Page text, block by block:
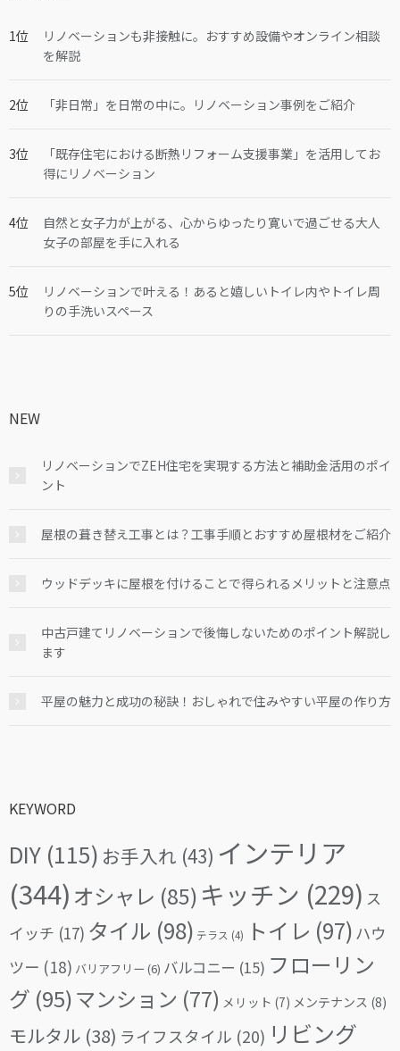
リノベーションも非接触に。おすすめ設備やオンライン相談
を解説
「非日常」を日常の中に。リノベーション事例をご紹介
「既存住宅における断熱リフォーム支援事業」を活用してお
得にリノベーション
自然と女子力が上がる、心からゆったり寛いで過ごせる大人
女子の部屋を手に入れる
リノベーションで叶える！あると嬉しいトイレ内やトイレ周
りの手洗いスペース
NEW
リノベーションでZEH住宅を実現する方法と補助金活用のポイ
ント
屋根の葺き替え工事とは？工事手順とおすすめ屋根材をご紹介
ウッドデッキに屋根を付けることで得られるメリットと注意点
中古戸建てリノベーションで後悔しないためのポイント解説し
ます
平屋の魅力と成功の秘訣！おしゃれで住みやすい平屋の作り方
KEYWORD
DIY (115) お手入れ (43) インテリア
(344) オシャレ (85) キッチン (229) ス
イッチ (17) タイル (98) テラス (4) トイレ (97) ハウ
ツー (18) バリアフリー (6) バルコニー (15) フローリン
グ (95)マンション (77) メリット (7) メンテナンス (8)
モルタル (38) ライフスタイル (20) リビング